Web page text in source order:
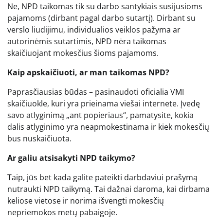
Ne, NPD taikomas tik su darbo santykiais susijusioms
pajamoms (dirbant pagal darbo sutartį). Dirbant su
verslo liudijimu, individualios veiklos pažyma ar
autorinėmis sutartimis, NPD nėra taikomas
skaičiuojant mokesčius šioms pajamoms.
Kaip apskaičiuoti, ar man taikomas NPD?
Paprasčiausias būdas – pasinaudoti oficialia VMI
skaičiuokle, kuri yra prieinama viešai internete. Įvedę
savo atlyginimą „ant popieriaus“, pamatysite, kokia
dalis atlyginimo yra neapmokestinama ir kiek mokesčių
bus nuskaičiuota.
Ar galiu atsisakyti NPD taikymo?
Taip, jūs bet kada galite pateikti darbdaviui prašymą
nutraukti NPD taikymą. Tai dažnai daroma, kai dirbama
keliose vietose ir norima išvengti mokesčių
nepriemokos metų pabaigoje.